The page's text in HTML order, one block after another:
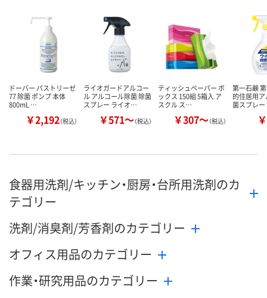
カゴへ カゴへ カ
ドーバー パストリーゼ
77 除菌 ポンプ 本体
800mL …
￥2,192（税込）
ライオガードアルコー
ル アルコール除菌 除菌
スプレー ライオ…
￥571～（税込）
ティッシュペーパー ボ
ックス 150組 5箱入 ア
スクル ス…
￥307～（税込）
第一石鹸
的住居用
菌スプレ
食器用洗剤/キッチン・厨房・台所用洗剤のカ
テゴリー
洗剤/消臭剤/芳香剤のカテゴリー
オフィス用品のカテゴリー
作業・研究用品のカテゴリー